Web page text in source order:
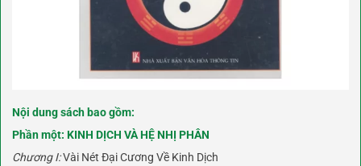
Nội dung sách bao gồm:
Phần một: KINH DỊCH VÀ HỆ NHỊ PHÂN
Chương I:Vài Nét Đại Cương Về Kinh Dịch